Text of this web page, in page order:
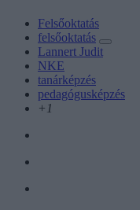
Felsőoktatás
felsőoktatás
Lannert Judit
NKE
tanárképzés
pedagógusképzés
+1